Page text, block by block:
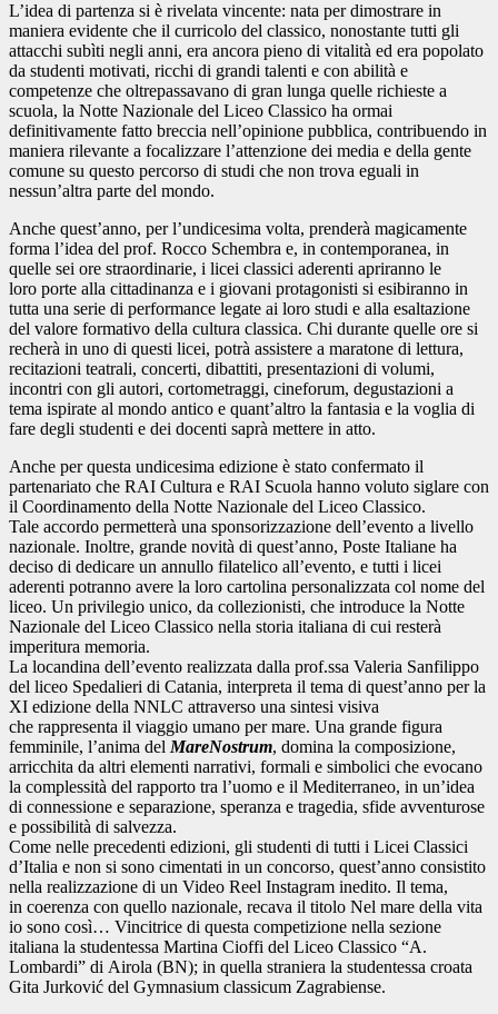
L’idea di partenza si è rivelata vincente: nata per dimostrare in
maniera evidente che il curricolo del classico, nonostante tutti gli
attacchi subìti negli anni, era ancora pieno di vitalità ed era popolato
da studenti motivati, ricchi di grandi talenti e con abilità e
competenze che oltrepassavano di gran lunga quelle richieste a
scuola, la Notte Nazionale del Liceo Classico ha ormai
definitivamente fatto breccia nell’opinione pubblica, contribuendo in
maniera rilevante a focalizzare l’attenzione dei media e della gente
comune su questo percorso di studi che non trova eguali in
nessun’altra parte del mondo.
Anche quest’anno, per l’undicesima volta, prenderà magicamente
forma l’idea del prof. Rocco Schembra e, in contemporanea, in
quelle sei ore straordinarie, i licei classici aderenti apriranno le
loro porte alla cittadinanza e i giovani protagonisti si esibiranno in
tutta una serie di performance legate ai loro studi e alla esaltazione
del valore formativo della cultura classica. Chi durante quelle ore si
recherà in uno di questi licei, potrà assistere a maratone di lettura,
recitazioni teatrali, concerti, dibattiti, presentazioni di volumi,
incontri con gli autori, cortometraggi, cineforum, degustazioni a
tema ispirate al mondo antico e quant’altro la fantasia e la voglia di
fare degli studenti e dei docenti saprà mettere in atto.
Anche per questa undicesima edizione è stato confermato il
partenariato che RAI Cultura e RAI Scuola hanno voluto siglare con
il Coordinamento della Notte Nazionale del Liceo Classico.
Tale accordo permetterà una sponsorizzazione dell’evento a livello
nazionale. Inoltre, grande novità di quest’anno, Poste Italiane ha
deciso di dedicare un annullo filatelico all’evento, e tutti i licei
aderenti potranno avere la loro cartolina personalizzata col nome del
liceo. Un privilegio unico, da collezionisti, che introduce la Notte
Nazionale del Liceo Classico nella storia italiana di cui resterà
imperitura memoria.
La locandina dell’evento realizzata dalla prof.ssa Valeria Sanfilippo
del liceo Spedalieri di Catania, interpreta il tema di quest’anno per la
XI edizione della NNLC attraverso una sintesi visiva
che rappresenta il viaggio umano per mare. Una grande figura
femminile, l’anima del MareNostrum, domina la composizione,
arricchita da altri elementi narrativi, formali e simbolici che evocano
la complessità del rapporto tra l’uomo e il Mediterraneo, in un’idea
di connessione e separazione, speranza e tragedia, sfide avventurose
e possibilità di salvezza.
Come nelle precedenti edizioni, gli studenti di tutti i Licei Classici
d’Italia e non si sono cimentati in un concorso, quest’anno consistito
nella realizzazione di un Video Reel Instagram inedito. Il tema,
in coerenza con quello nazionale, recava il titolo Nel mare della vita
io sono così… Vincitrice di questa competizione nella sezione
italiana la studentessa Martina Cioffi del Liceo Classico “A.
Lombardi” di Airola (BN); in quella straniera la studentessa croata
Gita Jurković del Gymnasium classicum Zagrabiense.